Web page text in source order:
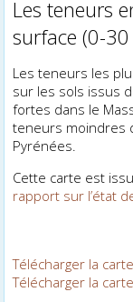
Les teneurs
surface (0-
Les teneurs les
sur les sols issus
fortes dans le
teneurs moindres
Pyrénées.
Cette carte est
rapport sur l’état
Télécharger la
Télécharger la